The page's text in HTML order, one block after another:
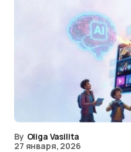
By Oliga Vasilita
27 января, 2026